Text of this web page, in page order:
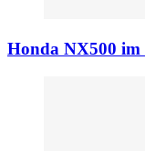
Honda NX500 im